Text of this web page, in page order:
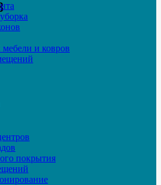
и ковров
покрытия